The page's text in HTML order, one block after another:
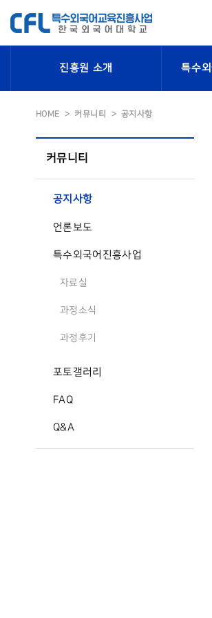
진흥원 소개 특수
HOME 커뮤니티 공지사항
커뮤니티
공지사항
언론보도
특수외국어진흥사업
자료실
과정소식
과정후기
포토갤러리
FAQ
Q&A